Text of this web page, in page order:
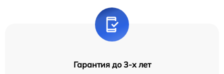
Гарантия до 3-х лет